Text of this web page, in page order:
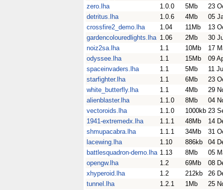
zero.lha
1.0.0 5Mb
23
detritus.lha
1.0.6 4Mb
05
crossfire2_demo.lha
1.04 11Mb
13
gardencolouredlights.lha 1.06 2Mb
30
noiz2sa.lha
1.1 10Mb
17
odyssee.lha
1.1 15Mb
09
spaceinvaders.lha
1.1 5Mb
11
starfighter.lha
1.1 6Mb
23
white_butterfly.lha
1.1 4Mb
29
alienblaster.lha
1.1.0 8Mb
04
vectoroids.lha
1.1.0 1000kb 23
1941-extremedx.lha
1.1.1 48Mb
14
shmupacabra.lha
1.1.1 34Mb
31
lacewing.lha
1.10 886kb
04
battlesquadron-demo.lha 1.13 8Mb
05
opengw.lha
1.2 69Mb
08
xhyperoid.lha
1.2 212kb
26
tunnel.lha
1.2.1 1Mb
25